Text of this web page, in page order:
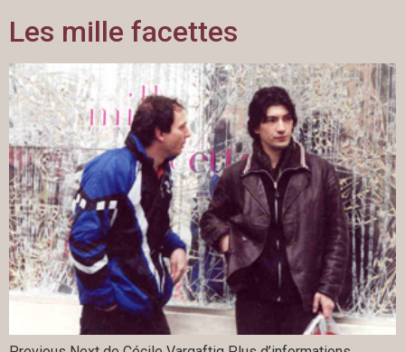
Les mille facettes